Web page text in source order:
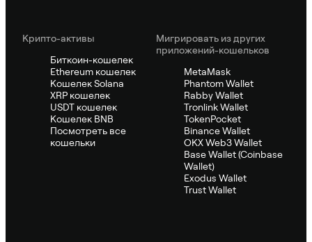
Крипто-активы
Биткоин-кошелек
Ethereum кошелек
Кошелек Solana
XRP кошелек
USDT кошелек
Кошелек BNB
Посмотреть все
кошельки
Мигрировать из других
приложений-кошельков
MetaMask
Phantom Wallet
Rabby Wallet
Tronlink Wallet
TokenPocket
Binance Wallet
OKX Web3 Wallet
Base Wallet (Coinbase
Wallet)
Exodus Wallet
Trust Wallet